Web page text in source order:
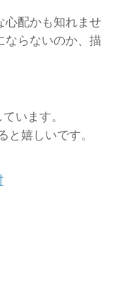
心配かも知れませ
ならないのか、描
います。
と嬉しいです。